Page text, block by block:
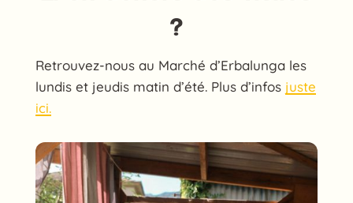
?
Retrouvez-nous au Marché d’Erbalunga les
lundis et jeudis matin d’été. Plus d’infos juste
ici.